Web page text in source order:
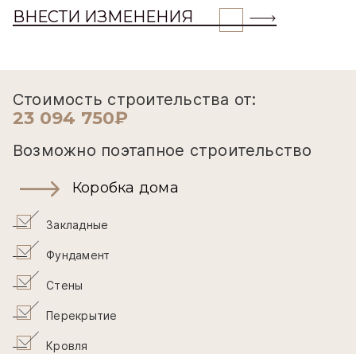
ВНЕСТИ ИЗМЕНЕНИЯ
Стоимость строительства от:
23 094 750₽
Возможно поэтапное строительство
Коробка дома
Закладные
Фундамент
Стены
Перекрытие
Кровля